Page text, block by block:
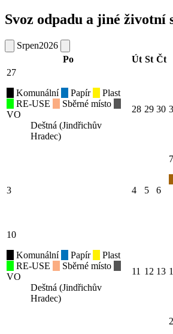
Svoz odpadu a jiné životní
Srpen2026
Po
Út St Čt
27
Komunální
Papír
Plast
RE-USE
Sběrné místo
VO
Deštná (Jindřichův
Hradec)
28 29 30
3 4 5 6
7
10
Komunální
Papír
Plast
RE-USE
Sběrné místo
VO
Deštná (Jindřichův
Hradec)
11 12 13